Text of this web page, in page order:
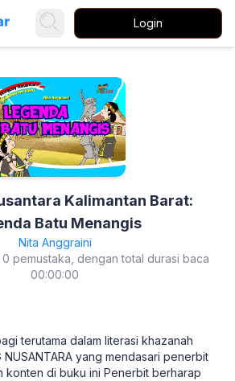
Login
Kalimantan Barat:
Batu Menangis
Nita Anggraini
pemustaka, dengan total durasi baca
00:00:00
terutama dalam literasi khazanah
NUSANTARA yang mendasari penerbit
konten di buku ini Penerbit berharap